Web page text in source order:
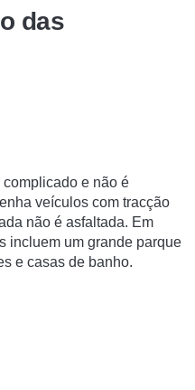
das
e não é
veículos com tracção
não é asfaltada. Em
incluem um grande parque
e casas de banho.